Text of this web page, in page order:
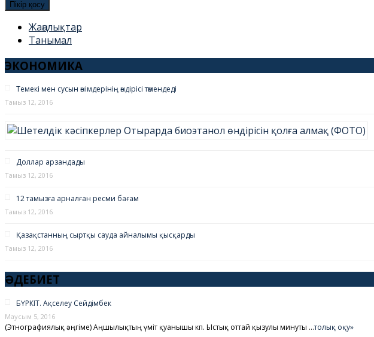
Жаңалықтар
Танымал
ЭКОНОМИКА
Темекі мен сусын өнімдерінің өндірісі төмендеді
Тамыз 12, 2016
Доллар арзандады
Тамыз 12, 2016
12 тамызға арналған ресми бағам
Тамыз 12, 2016
Қазақстанның сыртқы сауда айналымы қысқарды
Тамыз 12, 2016
ӘДЕБИЕТ
БҮРКІТ. Ақселеу Сейдімбек
Маусым 5, 2016
(Этнографиялық әңгіме) Аңшылықтың үміт қуанышы көп. Ыстық оттай қызулы минуты …толық оқу»